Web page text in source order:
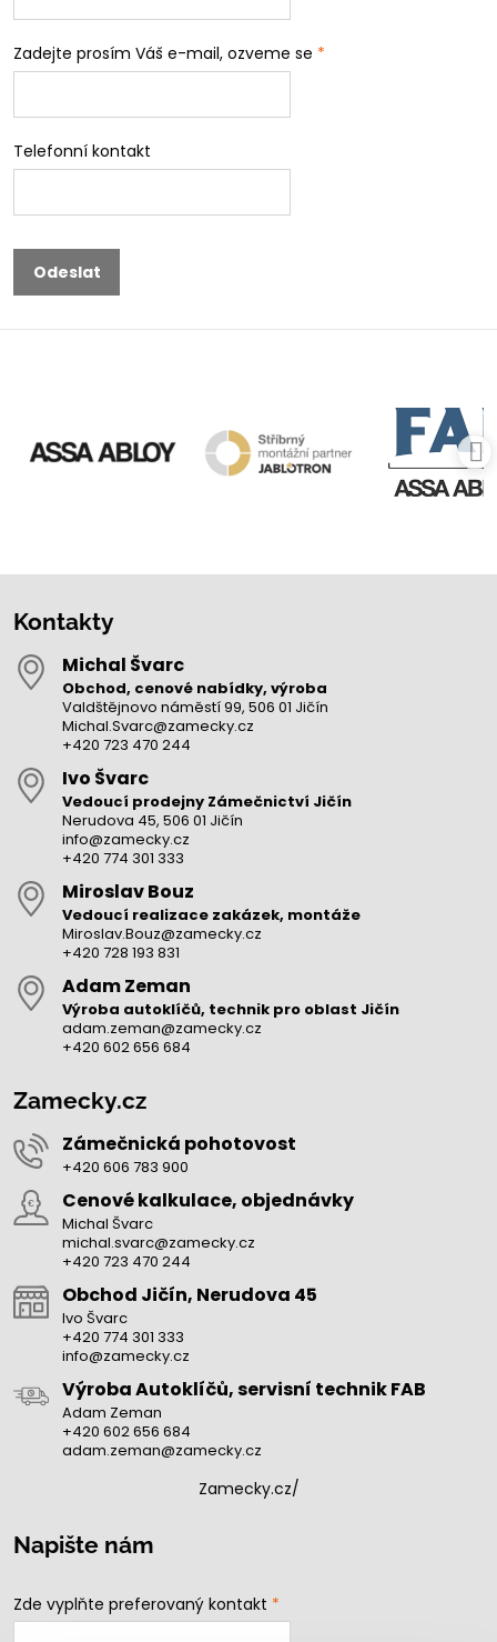
Zadejte prosím Váš e-mail, ozveme se *
Telefonní kontakt
Odeslat
Kontakty
Michal Švarc
Obchod, cenové nabídky, výroba
Valdštějnovo náměstí 99, 506 01 Jičín
Michal.Svarc@zamecky.cz
+420 723 470 244
Ivo Švarc
Vedoucí prodejny Zámečnictví Jičín
Nerudova 45, 506 01 Jičín
info@zamecky.cz
+420 774 301 333
Miroslav Bouz
Vedoucí realizace zakázek, montáže
Miroslav.Bouz@zamecky.cz
+420 728 193 831
Adam Zeman
Výroba autoklíčů, technik pro oblast Jičín
adam.zeman@zamecky.cz
+420 602 656 684
Zamecky.cz
Zámečnická pohotovost
+420 606 783 900
Cenové kalkulace, objednávky
Michal Švarc
michal.svarc@zamecky.cz
+420 723 470 244
Obchod Jičín, Nerudova 45
Ivo Švarc
+420 774 301 333
info@zamecky.cz
Výroba Autoklíčů, servisní technik FAB
Adam Zeman
+420 602 656 684
adam.zeman@zamecky.cz
Zamecky.cz/
Napište nám
Zde vyplňte preferovaný kontakt *